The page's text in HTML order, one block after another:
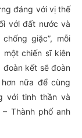
đáng với vị thế
với đất nước và
giặc”, mỗi
một chiến sĩ kiên
kết sẽ đoàn
nữa để cùng
với tinh thần và
Thành phố anh